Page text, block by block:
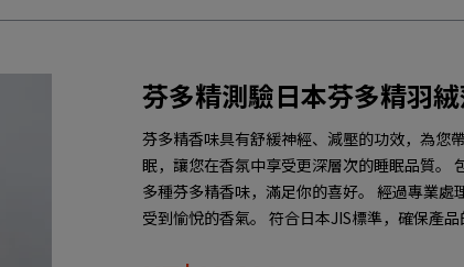
芬多精測驗日本芬多精羽
芬多精香味具有舒緩神經、減壓的功效，為您
眠，讓您在香氛中享受更深層次的睡眠品質。
多種芬多精香味，滿足你的喜好。 經過專業
受到愉悅的香氣。 符合日本JIS標準，確保產品